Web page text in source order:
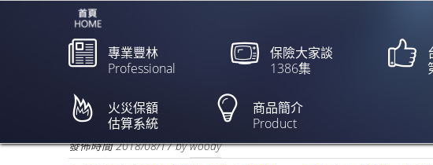
專業豐林
Professional
保險大家談
1386集
火災保額
估算系統
商品簡介
Product
鴻國、黃旭昇】
欲閱讀全文請點上列新聞標題
發佈時間2018/08/17bywoody